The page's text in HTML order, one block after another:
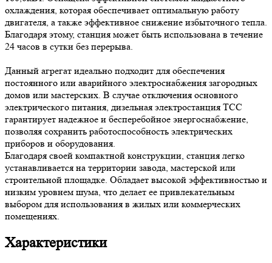
охлаждения, которая обеспечивает оптимальную работу
двигателя, а также эффективное снижение избыточного тепла.
Благодаря этому, станция может быть использована в течение
24 часов в сутки без перерыва.
Данный агрегат идеально подходит для обеспечения
постоянного или аварийного электроснабжения загородных
домов или мастерских. В случае отключения основного
электрического питания, дизельная электростанция ТСС
гарантирует надежное и бесперебойное энергоснабжение,
позволяя сохранить работоспособность электрических
приборов и оборудования.
Благодаря своей компактной конструкции, станция легко
устанавливается на территории завода, мастерской или
строительной площадке. Обладает высокой эффективностью и
низким уровнем шума, что делает ее привлекательным
выбором для использования в жилых или коммерческих
помещениях.
Характеристики